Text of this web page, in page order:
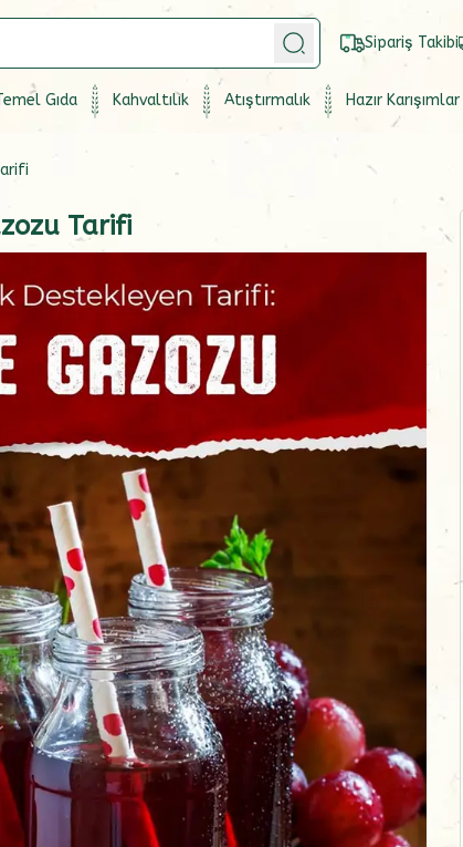
Sipariş Takibi
Gıda Kahvaltılık Atıştırmalık Hazır Karışımlar
Tarifi